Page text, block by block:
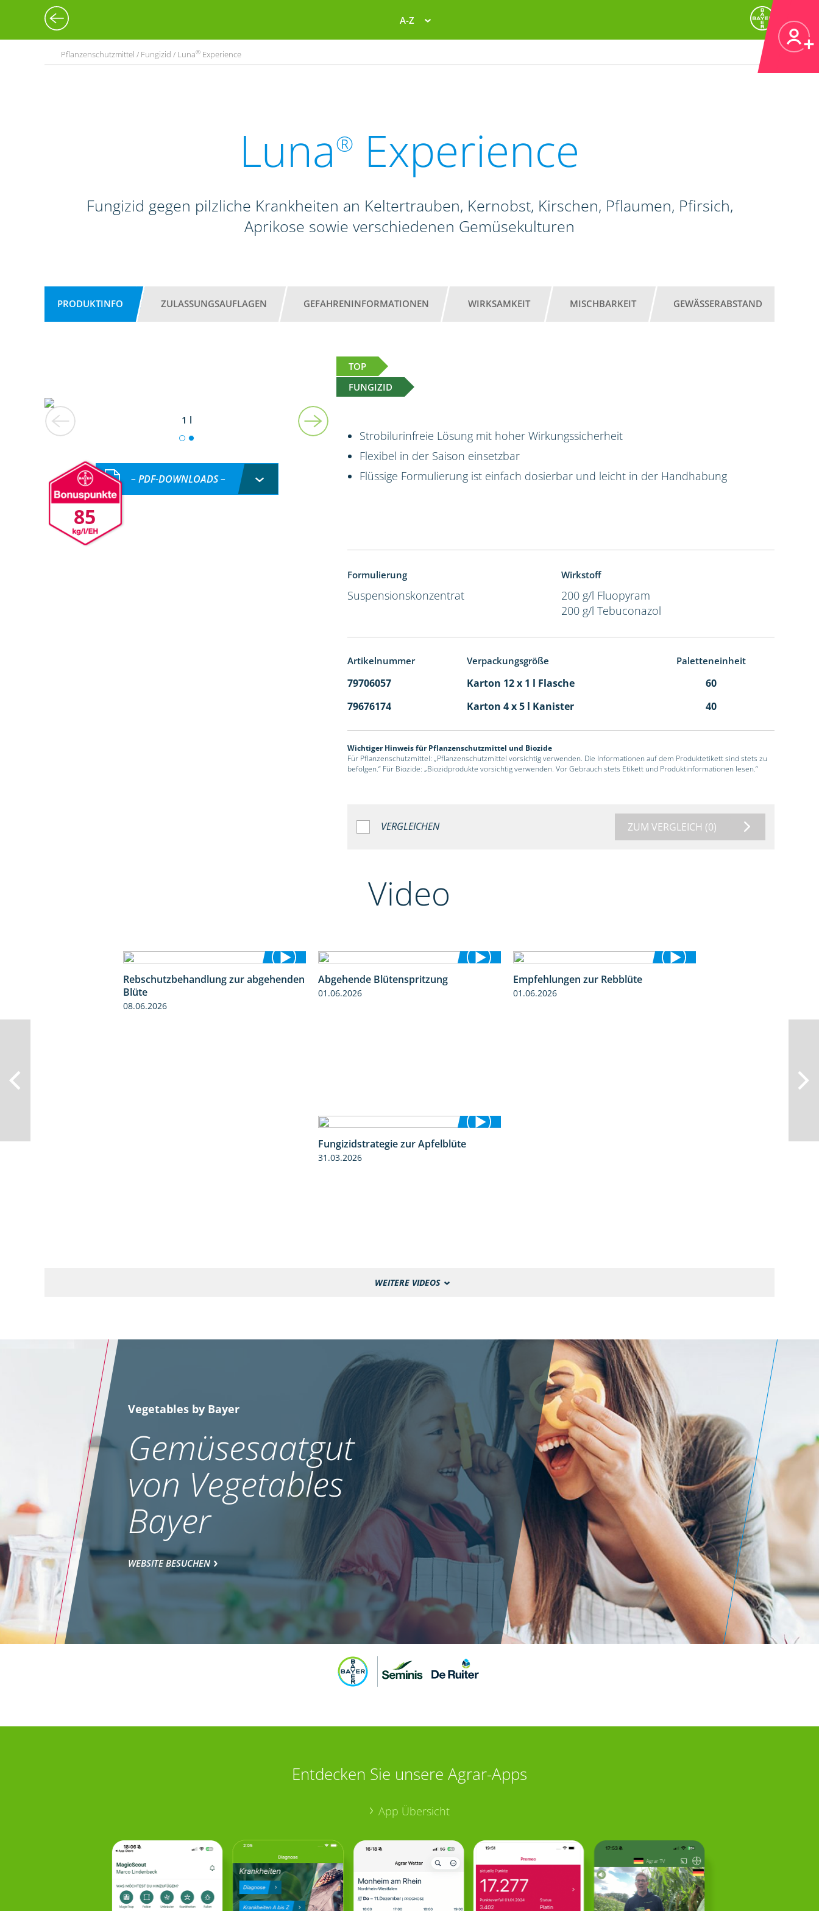
A-Z
Pflanzenschutzmittel / Fungizid / Luna® Experience
Luna® Experience
Fungizid gegen pilzliche Krankheiten an Keltertrauben, Kernobst, Kirschen, Pflaumen, Pfirsich,
Aprikose sowie verschiedenen Gemüsekulturen
PRODUKTINFO ZULASSUNGSAUFLAGEN GEFAHRENINFORMATIONEN WIRKSAMKEIT MISCHBARKEIT GEWÄSSERABSTAND
TOP
FUNGIZID
1 l
85
– PDF-DOWNLOADS –
Strobilurinfreie Lösung mit hoher Wirkungssicherheit
Flexibel in der Saison einsetzbar
Flüssige Formulierung ist einfach dosierbar und leicht in der Handhabung
Formulierung
Suspensionskonzentrat
Wirkstoff
200 g/l Fluopyram
200 g/l Tebuconazol
Artikelnummer Verpackungsgröße Paletteneinheit
79706057 Karton 12 x 1 l Flasche
60
79676174
Karton 4 x 5 l Kanister 40
Wichtiger Hinweis für Pflanzenschutzmittel und Biozide
Für Pflanzenschutzmittel: „Pflanzenschutzmittel vorsichtig verwenden. Die Informationen auf dem Produktetikett sind stets zu
befolgen.“ Für Biozide: „Biozidprodukte vorsichtig verwenden. Vor Gebrauch stets Etikett und Produktinformationen lesen.“
VERGLEICHEN ZUM VERGLEICH (0)
Video
3:06
Rebschutzbehandlung zur abgehenden
Blüte
08.06.2026
Abgehende Blütenspritzung
01.06.2026
Empfehlungen zur Rebblüte
01.06.2026
Fungizidstrategie zur Apfelblüte
31.03.2026
WEITERE VIDEOS
Vegetables by Bayer
Gemüsesaatgut
von Vegetables
Bayer
WEBSITE BESUCHEN
Entdecken Sie unsere Agrar-Apps
App Übersicht